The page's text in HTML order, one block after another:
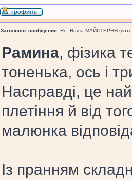
Заголовок сообщения: Re: Наша МАЙСТЕРНЯ
Рамина, фізика
тоненька, ось і
Насправді, це
плетіння й від
малюнка
Із пранням